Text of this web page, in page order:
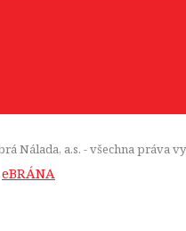
Nálada, a.s. - všechna práva
eBRÁNA